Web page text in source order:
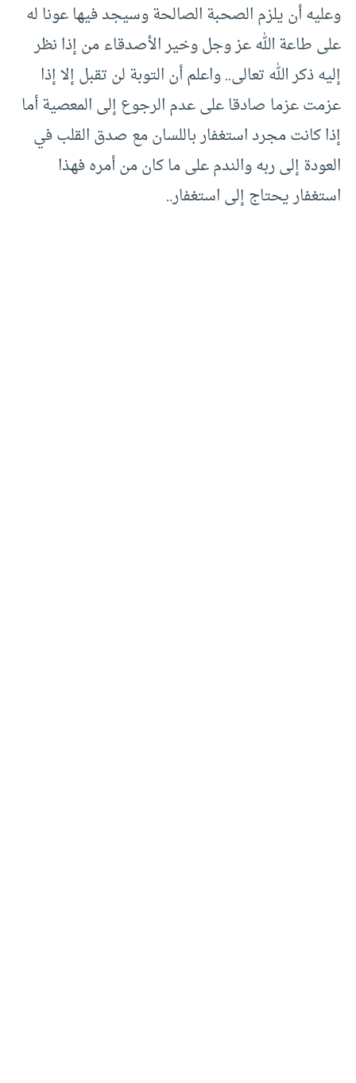
وعليه أن يلزم الصحبة الصالحة وسيجد فيها عونا له
على طاعة الله عز وجل وخير الأصدقاء من إذا نظر
إليه ذكر الله تعالى.. واعلم أن التوبة لن تقبل إلا إذا
عزمت عزما صادقا على عدم الرجوع إلى المعصية أما
إذا كانت مجرد استغفار باللسان مع صدق القلب في
العودة إلى ربه والندم على ما كان من أمره فهذا
استغفار يحتاج إلى استغفار..